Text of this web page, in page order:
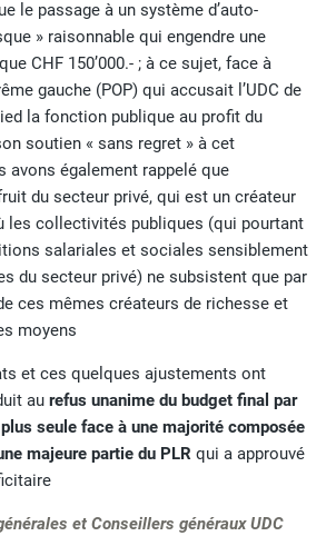
le passage à un système d’auto-
» raisonnable qui engendre une
CHF 150’000.- ; à ce sujet, face à
gauche (POP) qui accusait l’UDC de
la fonction publique au profit du
soutien « sans regret » à cet
avons également rappelé que
du secteur privé, qui est un créateur
les collectivités publiques (qui pourtant
salariales et sociales sensiblement
du secteur privé) ne subsistent que par
ces mêmes créateurs de richesse et
moyens
et ces quelques ajustements ont
au refus unanime du budget final par
plus seule face à une majorité composée
majeure partie du PLR qui a approuvé
et Conseillers généraux UDC